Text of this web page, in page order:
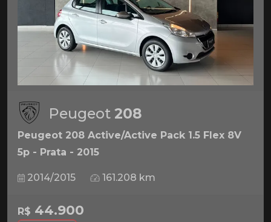
Peugeot 208
Peugeot 208 Active/Active Pack 1.5 Flex 8V
5p - Prata - 2015
2014/2015 161.208 km
R$ 44.900